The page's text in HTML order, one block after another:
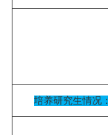
培养研究生情况：